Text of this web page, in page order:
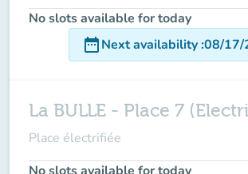
No slots available for today
date_rangeNext availability:08/17/
La BULLE - Place 7
Place électrifiée